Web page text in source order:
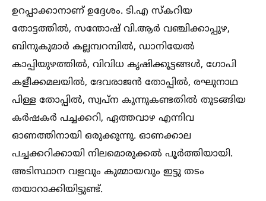
ഉറപ്പാക്കാനാണ് ഉദ്ദേശം. ടി.എ സ്‌കറിയ
തോട്ടത്തില്‍, സന്തോഷ്‌ വി.ആർ വഞ്ചിക്കാപ്പുഴ,
ബിനുകുമാർ കല്ലമ്പറമ്പില്‍, ഡാനിയേല്‍
കാപ്പിയുഴത്തില്‍, വിവിധ കൃഷിക്കൂട്ടങ്ങള്‍, ഗോപി
കളീക്കമലയില്‍, ദേവരാജൻ തോപ്പില്‍, രഘുനാഥ
പിള്ള തോപ്പില്‍, സ്വപ്ന കുന്നുകണ്ടതില്‍ തുടങ്ങിയ
കർഷകർ പച്ചക്കറി, ഏത്തവാഴ എന്നിവ
ഓണത്തിനായി ഒരുക്കുന്നു. ഓണക്കാല
പച്ചക്കറിക്കായി നിലമൊരുക്കല്‍ പൂർത്തിയായി.
അടിസ്ഥാന വളവും കുമ്മായവും ഇട്ടു തടം
തയാറാക്കിയിട്ടുണ്ട്.